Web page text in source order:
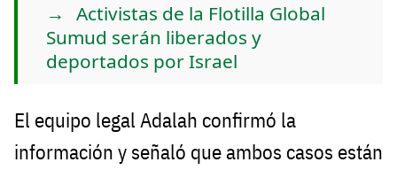
Activistas de la Flotilla Global
Sumud serán liberados y
deportados por Israel
El equipo legal Adalah confirmó la
información y señaló que ambos casos están